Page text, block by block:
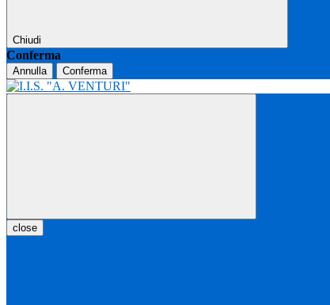
Chiudi
Conferma
Annulla Conferma
close